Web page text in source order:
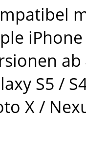
ab
S5 /
X /